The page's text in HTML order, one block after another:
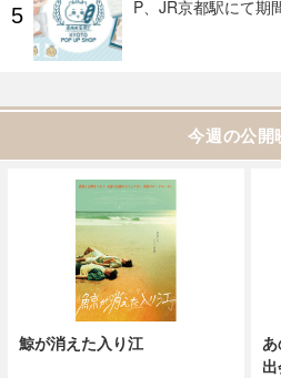
P、JR京都駅にて期
今週の公開
鯨が消えた入り江
出